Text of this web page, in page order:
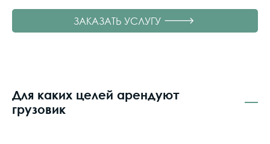
ЗАКАЗАТЬ УСЛУГУ
Для каких целей арендуют
грузовик